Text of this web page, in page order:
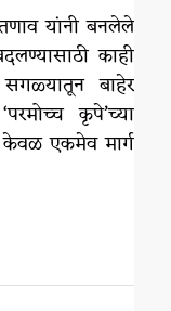
यांनी बनलेले
काही
बाहेर
कृपे’च्या
केवळ एकमेव मार्ग